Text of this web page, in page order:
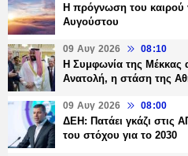
Η πρόγνωση του καιρού
Αυγούστου
09 Αυγ 2026 08:10
Η Συμφωνία της Μέκκας
Ανατολή, η στάση της
09 Αυγ 2026 08:00
ΔΕΗ: Πατάει γκάζι στις
του στόχου για το 2030